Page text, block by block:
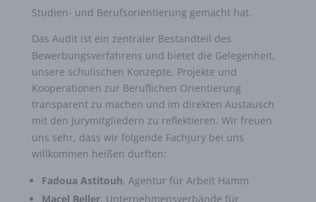
Studien- und Berufsorientierung gemacht hat.
Das Audit ist ein zentraler Bestandteil des
Bewerbungsverfahrens und bietet die Gelegenheit,
unsere schulischen Konzepte, Projekte und
Kooperationen zur Beruflichen Orientierung
transparent zu machen und im direkten Austausch
mit den Jurymitgliedern zu reflektieren. Wir freuen
uns sehr, dass wir folgende Fachjury bei uns
willkommen heißen durften:
Fadoua Astitouh, Agentur für Arbeit Hamm
Macel Beller, Unternehmensverbände für